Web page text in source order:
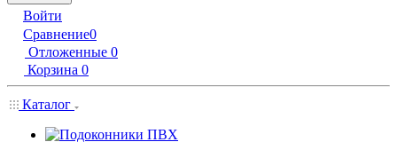
Войти
Сравнение0
Отложенные 0
Корзина 0
Каталог